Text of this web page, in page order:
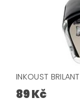
INKOUST
89 Kč